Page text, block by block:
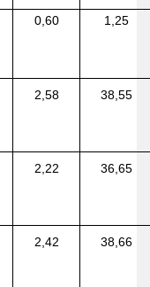
0,60 1,25
2,58 38,55
2,22 36,65
2,42 38,66